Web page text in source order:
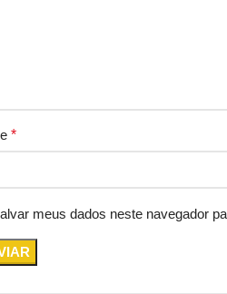
*
meus dados neste navegador